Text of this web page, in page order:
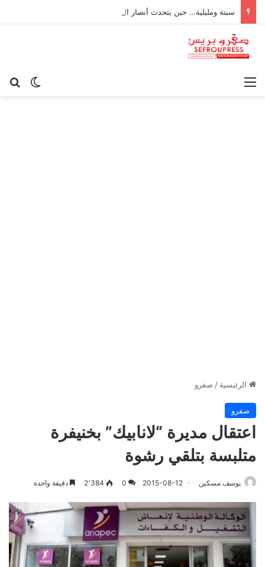
سبتة ومليلية… حين يتحدث أنصار الديمقراطية بلسان الاستعمار
الوضع القائمة
الرئيسية / صفرو
صفرو
اعتقال مديرة “لانابيك” بخنيفرة
متلبسة بتلقي رشوة
يوسف مسكين 2015-08-12
0 2٬384 دقيقة واحدة